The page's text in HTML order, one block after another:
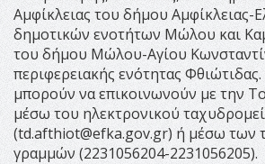
Αμφίκλειας του δήμου Αμφίκλειας-
δημοτικών ενοτήτων Μώλου και
του δήμου Μώλου-Αγίου
περιφερειακής ενότητας
μπορούν να επικοινωνούν με την
μέσω του ηλεκτρονικού
(td.afthiot@efka.gov.gr) ή μέσω των
γραμμών (2231056204-2231056205).